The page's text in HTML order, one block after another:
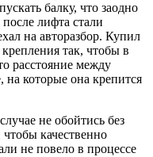
балку, что заодно
лифта стали
на авторазбор. Купил
так, чтобы в
расстояние между
которые она крепится
не обойтись без
качественно
не повело в процессе